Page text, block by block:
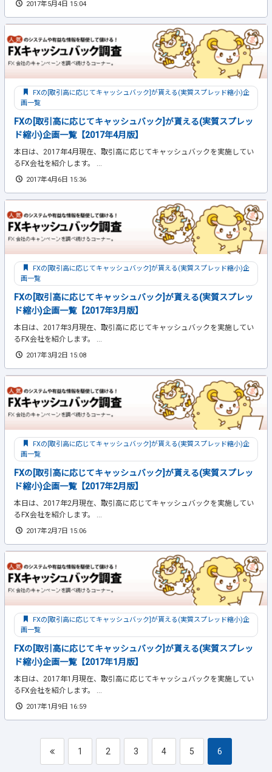
2017年5月4日 15:04
FXの[取引高に応じてキャッシュバック]が貰える(実質スプレッド縮小)企
画一覧
FXの[取引高に応じてキャッシュバック]が貰える(実質スプレッ
ド縮小)企画一覧【2017年4月版】
本日は、2017年4月現在、取引高に応じてキャッシュバックを実施してい
るFX会社を紹介します。 ...
2017年4月6日 15:36
FXの[取引高に応じてキャッシュバック]が貰える(実質スプレッド縮小)企
画一覧
FXの[取引高に応じてキャッシュバック]が貰える(実質スプレッ
ド縮小)企画一覧【2017年3月版】
本日は、2017年3月現在、取引高に応じてキャッシュバックを実施してい
るFX会社を紹介します。 ...
2017年3月2日 15:08
FXの[取引高に応じてキャッシュバック]が貰える(実質スプレッド縮小)企
画一覧
FXの[取引高に応じてキャッシュバック]が貰える(実質スプレッ
ド縮小)企画一覧【2017年2月版】
本日は、2017年2月現在、取引高に応じてキャッシュバックを実施してい
るFX会社を紹介します。 ...
2017年2月7日 15:06
FXの[取引高に応じてキャッシュバック]が貰える(実質スプレッド縮小)企
画一覧
FXの[取引高に応じてキャッシュバック]が貰える(実質スプレッ
ド縮小)企画一覧【2017年1月版】
本日は、2017年1月現在、取引高に応じてキャッシュバックを実施してい
るFX会社を紹介します。 ...
2017年1月9日 16:59
1 2 3 4 5 6